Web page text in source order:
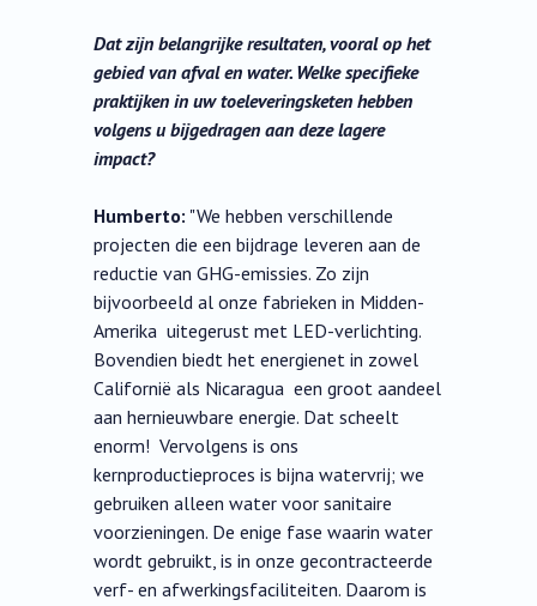
Dat zijn belangrijke resultaten, vooral op het
gebied van afval en water. Welke specifieke
praktijken in uw toeleveringsketen hebben
volgens u bijgedragen aan deze lagere
impact?
Humberto: "We hebben verschillende
projecten die een bijdrage leveren aan de
reductie van GHG-emissies. Zo zijn
bijvoorbeeld al onze fabrieken in Midden-
Amerika uitegerust met LED-verlichting.
Bovendien biedt het energienet in zowel
Californië als Nicaragua een groot aandeel
aan hernieuwbare energie. Dat scheelt
enorm! Vervolgens is ons
kernproductieproces is bijna watervrij; we
gebruiken alleen water voor sanitaire
voorzieningen. De enige fase waarin water
wordt gebruikt, is in onze gecontracteerde
verf- en afwerkingsfaciliteiten. Daarom is